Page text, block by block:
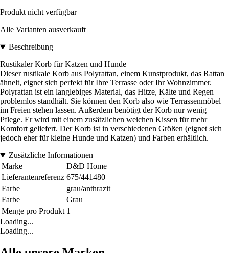
Produkt nicht verfügbar
Alle Varianten ausverkauft
Beschreibung
Rustikaler Korb für Katzen und Hunde
Dieser rustikale Korb aus Polyrattan, einem Kunstprodukt, das Rattan
ähnelt, eignet sich perfekt für Ihre Terrasse oder Ihr Wohnzimmer.
Polyrattan ist ein langlebiges Material, das Hitze, Kälte und Regen
problemlos standhält. Sie können den Korb also wie Terrassenmöbel
im Freien stehen lassen. Außerdem benötigt der Korb nur wenig
Pflege. Er wird mit einem zusätzlichen weichen Kissen für mehr
Komfort geliefert. Der Korb ist in verschiedenen Größen (eignet sich
jedoch eher für kleine Hunde und Katzen) und Farben erhältlich.
Zusätzliche Informationen
Marke
D&D Home
Lieferantenreferenz 675/441480
Farbe
grau/anthrazit
Farbe
Grau
Menge pro Produkt 1
Loading...
Loading...